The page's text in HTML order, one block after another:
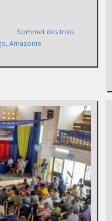
Sommet des trois
,Amazonie